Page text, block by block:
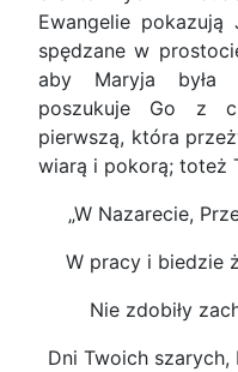
Ewangelie
spędzane w
aby Maryja była
poszukuje Go z
pierwszą, która
wiarą i pokorą; toteż
„W Nazarecie,
W pracy i biedzie
Nie zdobiły
Dni Twoich